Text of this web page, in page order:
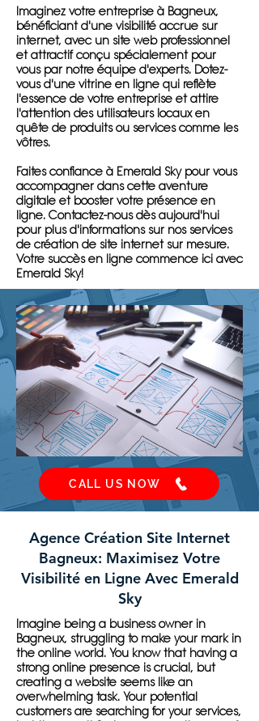
Imaginez votre entreprise à Bagneux,
bénéficiant d'une visibilité accrue sur
internet, avec un site web professionnel
et attractif conçu spécialement pour
vous par notre équipe d'experts. Dotez-
vous d'une vitrine en ligne qui reflète
l'essence de votre entreprise et attire
l'attention des utilisateurs locaux en
quête de produits ou services comme les
vôtres.
Faites confiance à Emerald Sky pour vous
accompagner dans cette aventure
digitale et booster votre présence en
ligne. Contactez-nous dès aujourd'hui
pour plus d'informations sur nos services
de création de site internet sur mesure.
Votre succès en ligne commence ici avec
Emerald Sky!
CALL US NOW
Agence Création Site Internet
Bagneux: Maximisez Votre
Visibilité en Ligne Avec Emerald
Sky
Imagine being a business owner in
Bagneux, struggling to make your mark in
the online world. You know that having a
strong online presence is crucial, but
creating a website seems like an
overwhelming task. Your potential
customers are searching for your services,